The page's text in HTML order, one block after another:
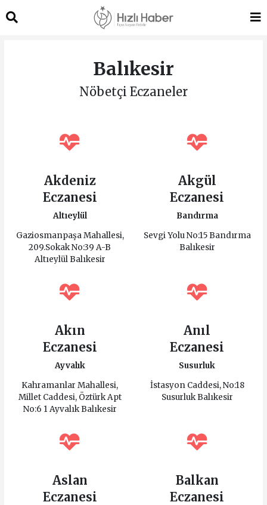
Balıkesir
Nöbetçi Eczaneler
Akdeniz
Eczanesi
Altıeylül
Gaziosmanpaşa Mahallesi,
209.Sokak No:39 A-B
Altıeylül Balıkesir
Akgül
Eczanesi
Bandırma
Sevgi Yolu No:15 Bandırma
Balıkesir
Akın
Eczanesi
Ayvalık
Kahramanlar Mahallesi,
Millet Caddesi, Öztürk Apt
No:6 1 Ayvalık Balıkesir
Anıl
Eczanesi
Susurluk
İstasyon Caddesi, No:18
Susurluk Balıkesir
Aslan
Eczanesi
Balkan
Eczanesi